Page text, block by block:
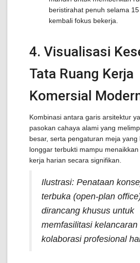
beristirahat penuh selama
kembali fokus bekerja.
4. Visualisasi
Tata Ruang Kerja
Komersial
Kombinasi antara garis arsitektur
pasokan cahaya alami yang
besar, serta pengaturan meja yang
longgar terbukti mampu
kerja harian secara signifikan.
Ilustrasi: Penataan
terbuka (open-plan
dirancang khusus untuk
memfasilitasi kelancaran
kolaborasi profesional